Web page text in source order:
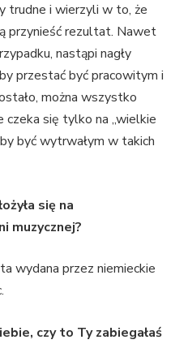
trudne i wierzyli w to, że
przynieść rezultat. Nawet
nastąpi nagły
przestać być pracowitym i
można wszystko
czeka się tylko na „wielkie
być wytrwałym w takich
się na
muzycznej?
wydana przez niemieckie
czy to Ty zabiegałaś